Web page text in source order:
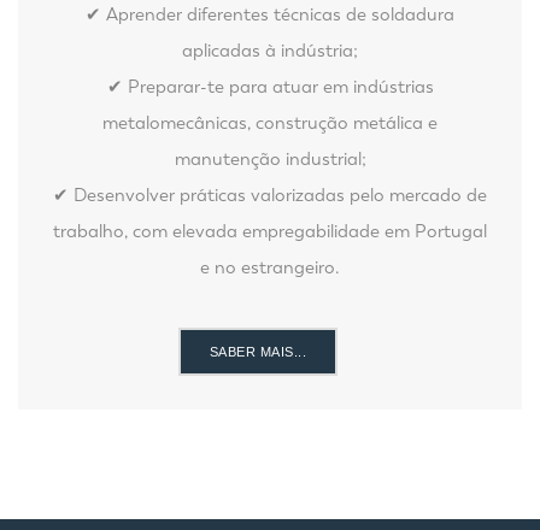
✔ Aprender diferentes técnicas de soldadura
aplicadas à indústria;
✔ Preparar-te para atuar em indústrias
metalomecânicas, construção metálica e
manutenção industrial;
✔ Desenvolver práticas valorizadas pelo mercado de
trabalho, com elevada empregabilidade em Portugal
e no estrangeiro.
SABER MAIS...